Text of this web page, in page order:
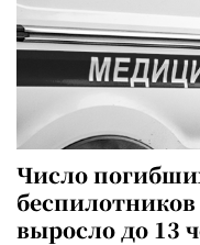
Число
выросло до 13